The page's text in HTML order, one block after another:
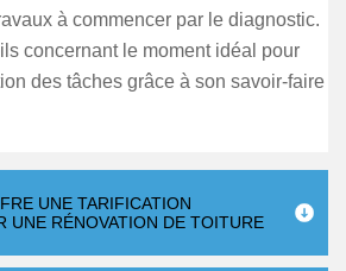
à commencer par le diagnostic.
concernant le moment idéal pour
des tâches grâce à son savoir-faire
UNE TARIFICATION
UNE RÉNOVATION DE TOITURE